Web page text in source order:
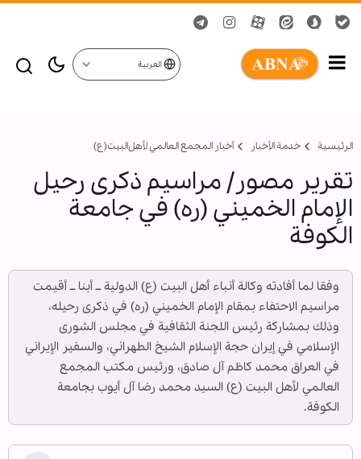
العربية
الرئيسية خدمة الأخبار أخبار المجمع العالمي لأهل‌البيت(ع)
تقرير مصور/ مراسيم ذكرى رحيل
الإمام الخميني (ره) في جامعة
الكوفة
وفقا لما أفادته وكالة أنباء أهل البيت (ع) الدولية ــ أبنا ــ أقيمت
مراسيم الاحتفاء بمقام الإمام الخميني (ره) في ذكرى رحيله،
وذلك بمشاركة رئيس اللجنة الثقافية في مجلس الشورى
الإسلامي في إيران حجة الإسلام الشيخ الطهراني، والسفير الإيراني
في العراق محمد كاظم آل صادق، ورئيس مكتب المجمع
العالمي لأهل البيت (ع) السيد محمد رضا آل أيوب بجامعة
الكوفة.